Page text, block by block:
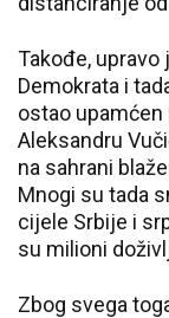
Takođe,
Demokrata i
ostao
Aleksandru
na sahrani
Mnogi su tada
cijele Srbije i
su milioni
Zbog svega